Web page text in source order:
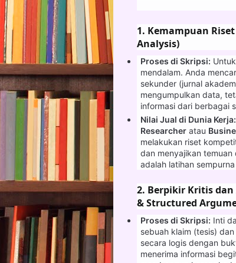
1. Kemampuan
Analysis)
Proses di Skripsi:
mendalam. Anda
sekunder (jurnal
mengumpulkan data,
informasi dari berbagai
Nilai Jual di Dunia Kerja:
Researcheratau
melakukan riset
dan menyajikan temuan
adalah latihan
2. Berpikir Kritis
& Structured
Proses di Skripsi: Inti
sebuah klaim (tesis)
secara logis dengan
menerima informasi